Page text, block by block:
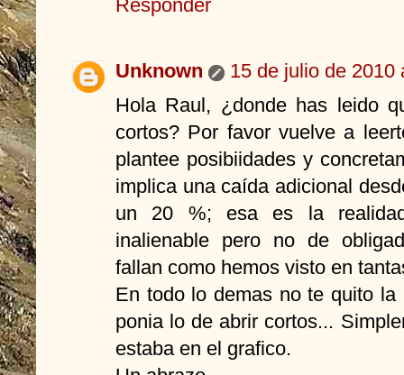
Responder
Unknown
15 de julio de 2010
Hola Raul, ¿donde has leido
cortos? Por favor vuelve a
plantee posibiidades y
implica una caída adicional
un 20 %; esa es la
inalienable pero no de
fallan como hemos visto en
En todo lo demas no te quito
ponia lo de abrir cortos...
estaba en el grafico.